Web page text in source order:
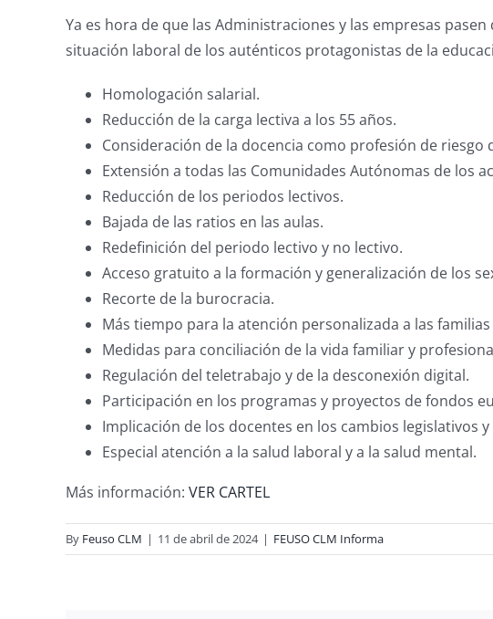
Ya es hora de que las Administraciones y las empresas
situación laboral de los auténticos protagonistas de la
Homologación salarial.
Reducción de la carga lectiva a los 55 años.
Consideración de la docencia como profesión de riesgo
Extensión a todas las Comunidades Autónomas de los
Reducción de los periodos lectivos.
Bajada de las ratios en las aulas.
Redefinición del periodo lectivo y no lectivo.
Acceso gratuito a la formación y generalización de los
Recorte de la burocracia.
Más tiempo para la atención personalizada a las
Medidas para conciliación de la vida familiar y
Regulación del teletrabajo y de la desconexión digital.
Participación en los programas y proyectos de fondos
Implicación de los docentes en los cambios legislativos
Especial atención a la salud laboral y a la salud mental.
Más información: VER CARTEL
By Feuso CLM | 11 de abril de 2024 | FEUSO CLM Informa